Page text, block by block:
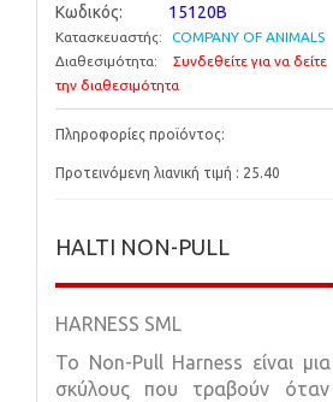
Κωδικός: 15120B
Κατασκευαστής:
COMPANY OF ANIMALS
Διαθεσιμότητα:
Συνδεθείτε για να δείτε
την διαθεσιμότητα
Πληροφορίες προϊόντος:
Προτεινόμενη λιανική τιμή : 25.40
HALTI NON-PULL
HARNESS SML
Το Non-Pull Harness είναι
σκύλους που τραβούν